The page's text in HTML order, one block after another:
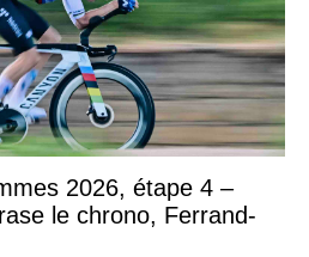
2026, étape 4 –
le chrono, Ferrand-